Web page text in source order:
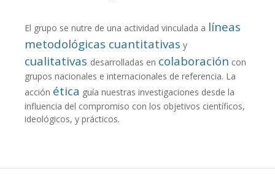
El grupo se nutre de una actividad vinculada a líneas
metodológicas cuantitativas y
cualitativas desarrolladas en colaboración con
grupos nacionales e internacionales de referencia. La
acción ética guía nuestras investigaciones desde la
influencia del compromiso con los objetivos científicos,
ideológicos, y prácticos.